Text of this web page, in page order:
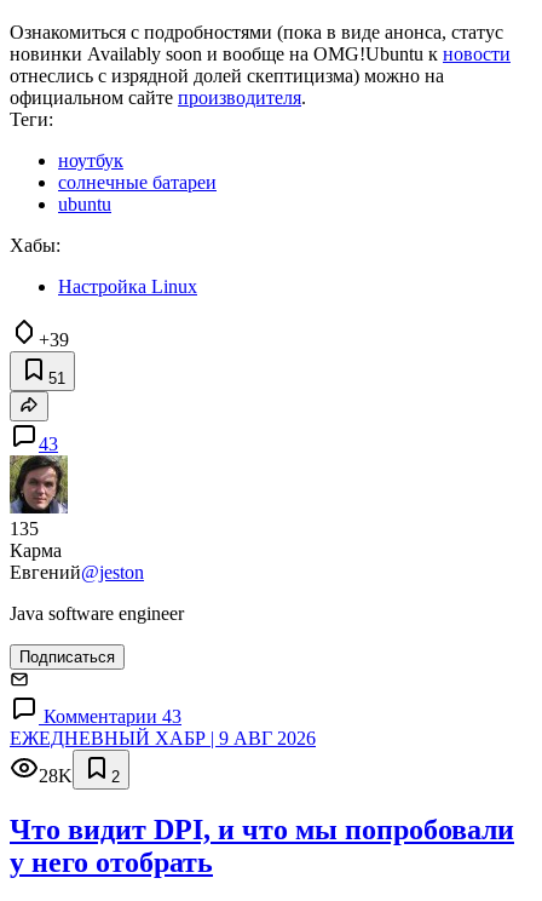
Ознакомиться с подробностями (пока в виде анонса, статус
новинки Availablу soon и вообще на OMG!Ubuntu к новости
отнеслись с изрядной долей скептицизма) можно на
официальном сайте производителя.
Теги:
ноутбук
солнечные батареи
ubuntu
Хабы:
Настройка Linux
+39
51
43
135
Карма
Евгений@jeston
Java software engineer
Подписаться
Комментарии 43
ЕЖЕДНЕВНЫЙ ХАБР | 9 АВГ 2026
28K
2
Что видит DPI, и что мы попробовали
у него отобрать